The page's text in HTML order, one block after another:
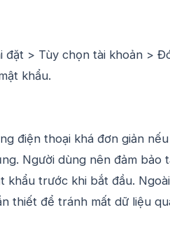
đặt > Tùy chọn tài khoản >
khẩu.
điện thoại khá đơn giản nếu
Người dùng nên đảm bảo
khẩu trước khi bắt đầu.
thiết để tránh mất dữ liệu